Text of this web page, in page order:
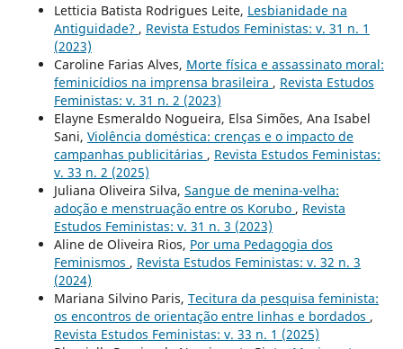
Letticia Batista Rodrigues Leite, Lesbianidade na
Antiguidade? , Revista Estudos Feministas: v. 31 n. 1
(2023)
Caroline Farias Alves, Morte física e assassinato moral:
feminicídios na imprensa brasileira , Revista Estudos
Feministas: v. 31 n. 2 (2023)
Elayne Esmeraldo Nogueira, Elsa Simões, Ana Isabel
Sani, Violência doméstica: crenças e o impacto de
campanhas publicitárias , Revista Estudos Feministas:
v. 33 n. 2 (2025)
Juliana Oliveira Silva, Sangue de menina-velha:
adoção e menstruação entre os Korubo , Revista
Estudos Feministas: v. 31 n. 3 (2023)
Aline de Oliveira Rios, Por uma Pedagogia dos
Feminismos , Revista Estudos Feministas: v. 32 n. 3
(2024)
Mariana Silvino Paris, Tecitura da pesquisa feminista:
os encontros de orientação entre linhas e bordados ,
Revista Estudos Feministas: v. 33 n. 1 (2025)